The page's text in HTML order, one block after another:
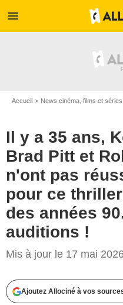
menu
Accueil News cinéma, films et
Il y a 35 ans,
Brad Pitt et
n'ont pas
pour ce
des années
auditions !
Mis à jour le 17 mai
Ajoutez Allociné à vos